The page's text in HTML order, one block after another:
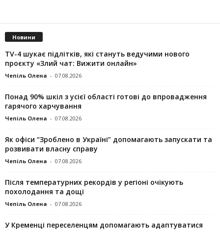
Новини
TV-4 шукає підлітків, які стануть ведучими нового
проєкту «Злий чат: Вижити онлайн»
Чепіль Олена - 07.08.2026
Понад 90% шкіл з усієї області готові до впровадження
гарячого харчування
Чепіль Олена - 07.08.2026
Як офіси “Зроблено в Україні” допомагають запускaти та
розвивати власну справу
Чепіль Олена - 07.08.2026
Після температурних рекордів у регіоні очікують
похолодання та дощі
Чепіль Олена - 07.08.2026
У Кременці переселенцям допомагають адаптуватися